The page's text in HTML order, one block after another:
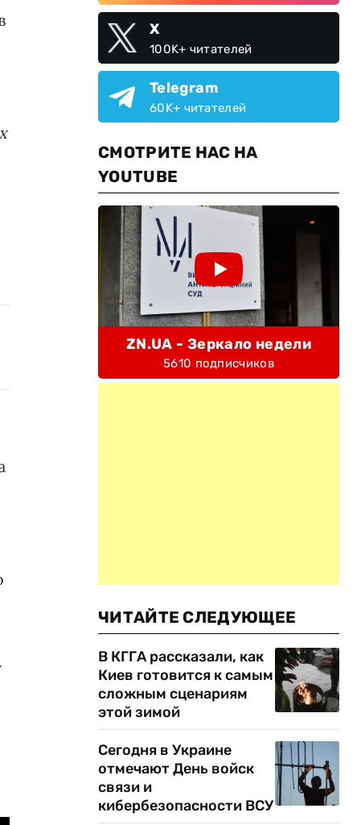
X
100K+ читателей
Telegram
60K+ читателей
СМОТРИТЕ НАС НА
YOUTUBE
ZN.UA - Зеркало недели
5610 подписчиков
ЧИТАЙТЕ СЛЕДУЮЩЕЕ
В КГГА рассказали, как
Киев готовится к самым
сложным сценариям
этой зимой
Сегодня в Украине
отмечают День войск
связи и
кибербезопасности ВСУ